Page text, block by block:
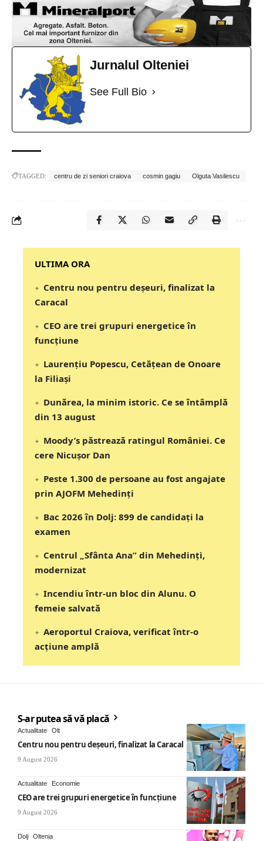
Jurnalul Olteniei
See Full Bio
TAGGED: centru de zi seniori craiova cosmin gagiu Olguta Vasilescu
‎‎‎‎‎‎‎ULTIMA ORA
Centru nou pentru deșeuri, finalizat la
Caracal
CEO are trei grupuri energetice în
funcțiune
Laurențiu Popescu, Cetățean de Onoare
la Filiași
Dunărea, la minim istoric. Ce se întâmplă
din 13 august
Moody’s păstrează ratingul României. Ce
cere Nicușor Dan
Peste 1.300 de persoane au fost angajate
prin AJOFM Mehedinți
Bac 2026 în Dolj: 899 de candidați la
examen
Centrul „Sfânta Ana” din Mehedinți,
modernizat
Incendiu într-un bloc din Alunu. O
femeie salvată
Aeroportul Craiova, verificat într-o
acțiune amplă
S-ar putea să vă placă
Actualitate Olt
Centru nou pentru deșeuri, finalizat la Caracal
9 August 2026
Actualitate Economie
CEO are trei grupuri energetice în funcțiune
9 August 2026
Dolj Oltenia